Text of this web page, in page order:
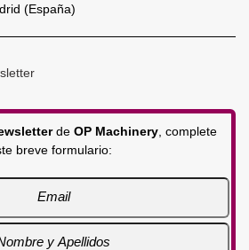
(España)
de OP Machinery, complete
breve formulario: